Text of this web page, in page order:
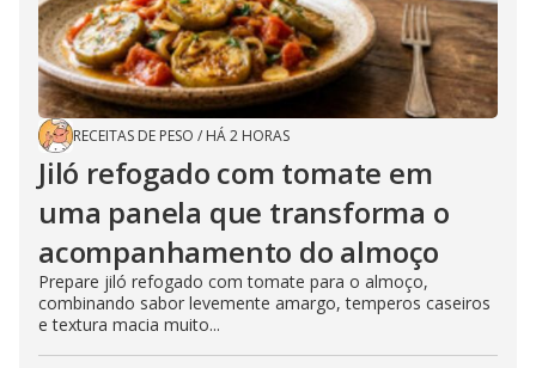
RECEITAS DE PESO / HÁ 2 HORAS
Jiló refogado com tomate em
uma panela que transforma o
acompanhamento do almoço
Prepare jiló refogado com tomate para o almoço,
combinando sabor levemente amargo, temperos caseiros
e textura macia muito...